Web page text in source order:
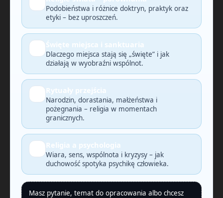
Podobieństwa i różnice doktryn, praktyk oraz
etyki – bez uproszczeń.
Święte miejsca i sanktuaria
Dlaczego miejsca stają się „święte” i jak
działają w wyobraźni wspólnot.
Rytuały przejścia
Narodzin, dorastania, małżeństwa i
pożegnania – religia w momentach
granicznych.
Religia a psychologia
Wiara, sens, wspólnota i kryzysy – jak
duchowość spotyka psychikę człowieka.
Masz pytanie, temat do opracowania albo chcesz